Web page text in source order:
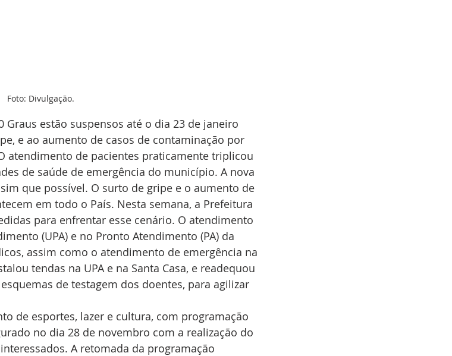
Foto: Divulgação.
estão suspensos até o dia 23 de janeiro
e ao aumento de casos de contaminação por
atendimento de pacientes praticamente triplicou
de saúde de emergência do município. A nova
que possível. O surto de gripe e o aumento de
em todo o País. Nesta semana, a Prefeitura
para enfrentar esse cenário. O atendimento
(UPA) e no Pronto Atendimento (PA) da
assim como o atendimento de emergência na
tendas na UPA e na Santa Casa, e readequou
de testagem dos doentes, para agilizar
de esportes, lazer e cultura, com programação
no dia 28 de novembro com a realização do
A retomada da programação